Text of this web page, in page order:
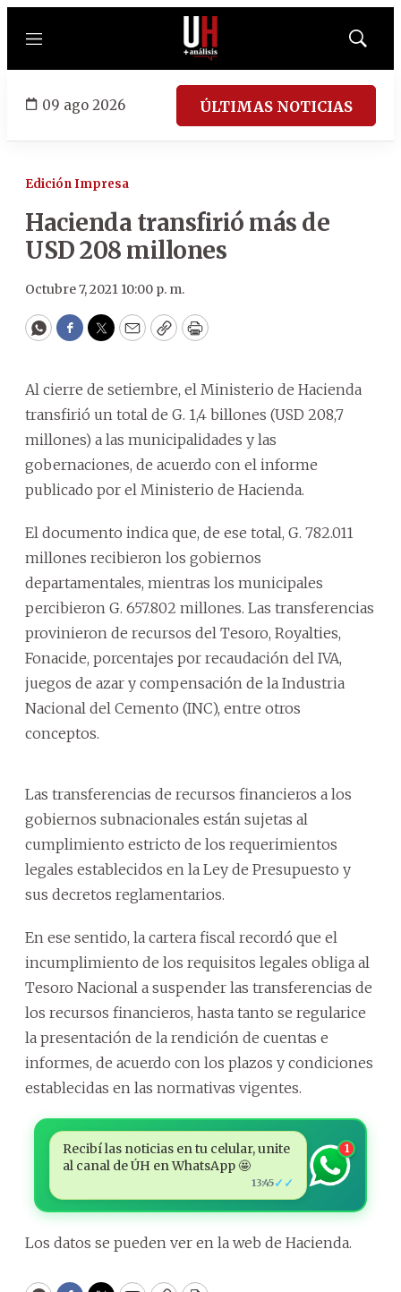
Menú
Mostrar
09 ago 2026 ÚLTIMAS NOTICIAS
Edición Impresa
Hacienda transfirió más de
USD 208 millones
Octubre 7, 2021 10:00 p. m.
WhatsApp
Facebook
Twitter
EmailCopyPrint
Al cierre de setiembre, el Ministerio de Hacienda
transfirió un total de G. 1,4 billones (USD 208,7
millones) a las municipalidades y las
gobernaciones, de acuerdo con el informe
publicado por el Ministerio de Hacienda.
El documento indica que, de ese total, G. 782.011
millones recibieron los gobiernos
departamentales, mientras los municipales
percibieron G. 657.802 millones. Las transferencias
provinieron de recursos del Tesoro, Royalties,
Fonacide, porcentajes por recaudación del IVA,
juegos de azar y compensación de la Industria
Nacional del Cemento (INC), entre otros
conceptos.
Las transferencias de recursos financieros a los
gobiernos subnacionales están sujetas al
cumplimiento estricto de los requerimientos
legales establecidos en la Ley de Presupuesto y
sus decretos reglamentarios.
En ese sentido, la cartera fiscal recordó que el
incumplimiento de los requisitos legales obliga al
Tesoro Nacional a suspender las transferencias de
los recursos financieros, hasta tanto se regularice
la presentación de la rendición de cuentas e
informes, de acuerdo con los plazos y condiciones
establecidas en las normativas vigentes.
Recibí las noticias en tu celular, unite
al canal de ÚH en WhatsApp 🤩
13:45✓✓
1
Los datos se pueden ver en la web de Hacienda.